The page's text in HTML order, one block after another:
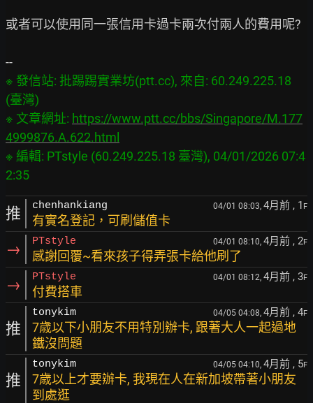
或者可以使用同一張信用卡過卡兩次付兩人的費用呢?
※ 發信站: 批踢踢實業坊(ptt.cc), 來自: 60.249.225.18
(臺灣)
※ 文章網址: https://www.ptt.cc/bbs/Singapore/M.177
4999876.A.622.html
※ 編輯: PTstyle (60.249.225.18 臺灣), 04/01/2026 07:4
推 chenhankiang 04/01 08:03, 4月前 , 1 F
有實名登記，可刷儲值卡
→ PTstyle 04/01 08:10, 4月前 , 2F
感謝回覆~看來孩子得弄張卡給他刷了
→ PTstyle 04/01 08:12, 4月前 , 3F
付費搭車
推
tonykim 04/05 04:08, 4月前 , 4F
7歳以下小朋友不用特別辦卡, 跟著大人一起過地
鐵沒問題
推
tonykim 04/05 04:10, 4月前 , 5F
7歳以上才要辦卡, 我現在人在新加坡帶著小朋友
到處逛